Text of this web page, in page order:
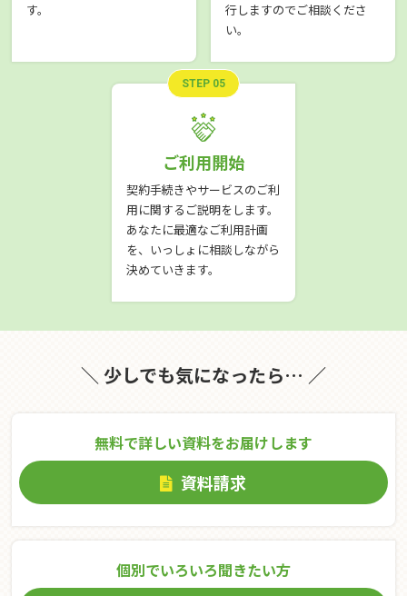
す。
行しますのでご相談くださ
い。
STEP 05
ご利用開始
契約手続きやサービスのご利
用に関するご説明をします。
あなたに最適なご利用計画
を、いっしょに相談しながら
決めていきます。
＼ 少しでも気になったら… ／
無料で詳しい資料をお届けします
資料請求
個別でいろいろ聞きたい⽅